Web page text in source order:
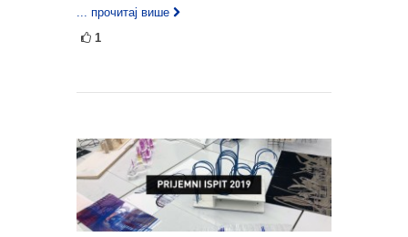
... прочитај више
1